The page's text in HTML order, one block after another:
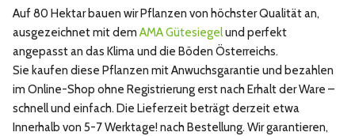
Auf 80 Hektar bauen wir Pflanzen von höchster Qualität an,
ausgezeichnet mit dem AMA Gütesiegelund perfekt
angepasst an das Klima und die Böden Österreichs.
Sie kaufen diese Pflanzen mit Anwuchsgarantie und bezahlen
im Online-Shop ohne Registrierung erst nach Erhalt der Ware –
schnell und einfach. Die Lieferzeit beträgt derzeit etwa
Innerhalb von 5-7 Werktage! nach Bestellung. Wir garantieren,